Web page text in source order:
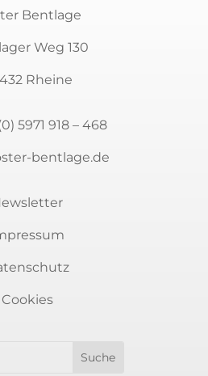
Bentlage
Weg 130
Rheine
5971 918 – 468
bentlage.de
Cookies